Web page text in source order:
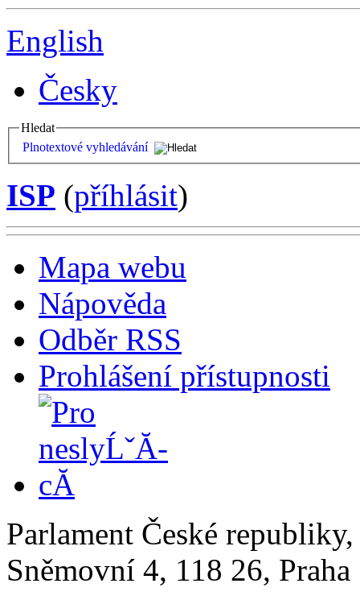
English
Česky
Hledat
Plnotextové vyhledávání
ISP (příhlásit)
Mapa webu
Nápověda
Odběr RSS
Prohlášení přístupnosti
Parlament České
Sněmovní 4, 118 26,